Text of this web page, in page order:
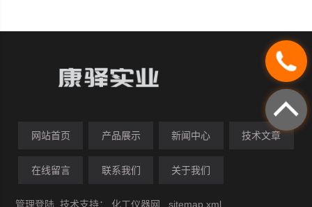
网站首页 产品展示 新闻中心 技术文章
在线留言 联系我们 关于我们
管理登陆 技术支持：化工仪器网
sitemap.xml